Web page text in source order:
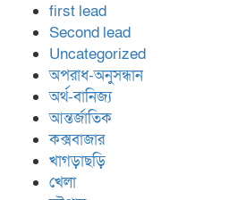
first lead
Second lead
Uncategorized
অপরাধ-অনুসন্ধান
অর্থ-বানিজ্য
আন্তর্জাতিক
কক্সবাজার
খাগড়াছড়ি
খেলা